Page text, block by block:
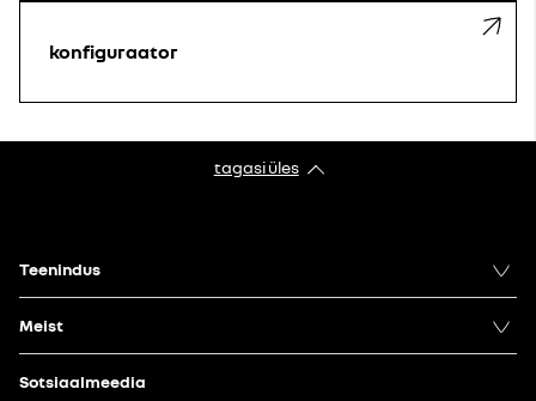
konfiguraator
tagasi üles
Teenindus
Meist
Sotsiaalmeedia